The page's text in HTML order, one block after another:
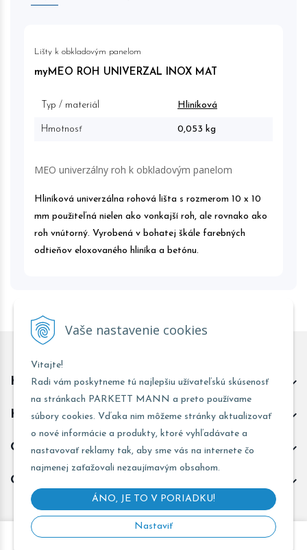
Vaše nastavenie cookies
Vitajte!
Radi vám poskytneme tú najlepšiu užívateľskú skúsenosť
na stránkach PARKETT MANN a preto používame
súbory cookies. Vďaka nim môžeme stránky aktualizovať
o nové informácie a produkty, ktoré vyhľadávate a
nastavovať reklamy tak, aby sme vás na internete čo
najmenej zaťažovali nezaujímavým obsahom.
ÁNO, JE TO V PORIADKU!
Nastaviť
Lišty k obkladovým panelom
myMEO ROH UNIVERZAL INOX MAT
Typ / materiál Hliníková
Hmotnosť 0,053 kg
MEO univerzálny roh k obkladovým panelom
Hliníková univerzálna rohová lišta s rozmerom 10 x 10
mm použiteľná nielen ako vonkajší roh, ale rovnako ako
roh vnútorný. Vyrobená v bohatej škále farebných
odtieňov eloxovaného hliníka a betónu.
Kontakt predajňa Trnava
Kontakt predajňa Žarnovica
Obchodné informácie
Odoberať novinky